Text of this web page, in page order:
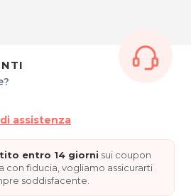
assistenza
entro 14 giorni sui coupon
con fiducia, vogliamo assicurarti
soddisfacente.